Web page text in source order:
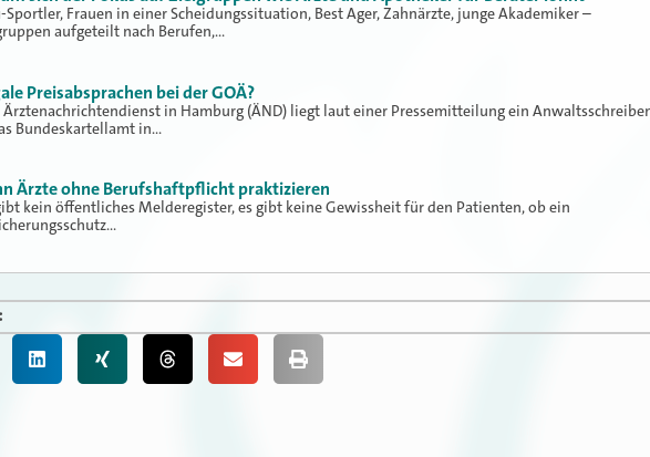
Sportler, Frauen in einer Scheidungssituation, Best Ager, Zahnärzte, junge Akademiker –
aufgeteilt nach Berufen,…
Preisabsprachen bei der GOÄ?
Ärztenachrichtendienst in Hamburg (ÄND) liegt laut einer Pressemitteilung ein
Bundeskartellamt in…
Ärzte ohne Berufshaftpflicht praktizieren
kein öffentliches Melderegister, es gibt keine Gewissheit für den Patienten, ob ein